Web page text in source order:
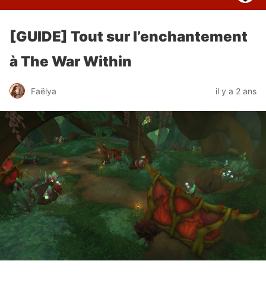
[GUIDE] Tout sur l’enchantement
à The War Within
Faëlya il y a 2 ans